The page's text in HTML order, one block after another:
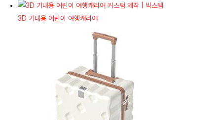
3D 기내용 어린이 여행캐리어